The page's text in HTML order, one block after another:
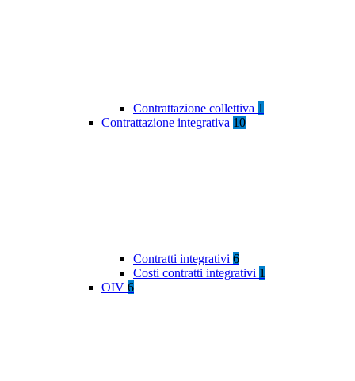
Contrattazione collettiva 1
Contrattazione integrativa 10
Contratti integrativi 6
Costi contratti integrativi 1
OIV 6